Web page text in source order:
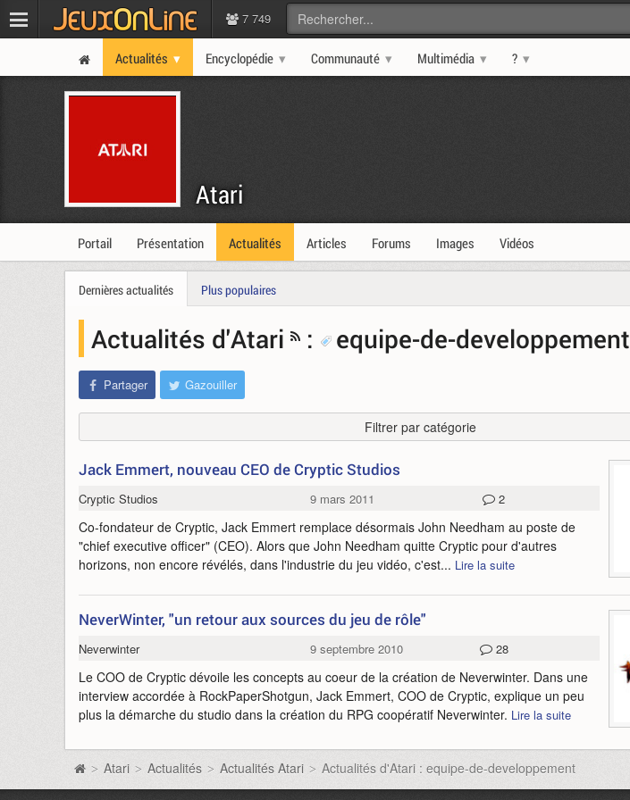
7 749
Actualités Encyclopédie Communauté Multimédia ?
Atari
Portail Présentation Actualités Articles Forums Images Vidéos
Dernières actualités Plus populaires
Actualités d'Atari : equipe-de-developpement
Partager Gazouiller
Filtrer par catégorie
Jack Emmert, nouveau CEO de Cryptic Studios
Cryptic Studios 9 mars 2011 2
Co-fondateur de Cryptic, Jack Emmert remplace désormais John Needham au poste de
"chief executive officer" (CEO). Alors que John Needham quitte Cryptic pour d'autres
horizons, non encore révélés, dans l'industrie du jeu vidéo, c'est... Lire la suite
NeverWinter, "un retour aux sources du jeu de rôle"
Neverwinter 9 septembre 2010 28
Le COO de Cryptic dévoile les concepts au coeur de la création de Neverwinter. Dans une
interview accordée à RockPaperShotgun, Jack Emmert, COO de Cryptic, explique un peu
plus la démarche du studio dans la création du RPG coopératif Neverwinter. Lire la suite
> Atari > Actualités > Actualités Atari > Actualités d'Atari : equipe-de-developpement